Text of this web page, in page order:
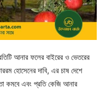
আনার ফলের বাইরের ও ভেতরের
হোসেনের দাবি, এর চাষ দেশে
কমবে এবং প্রতি কেজি আনার